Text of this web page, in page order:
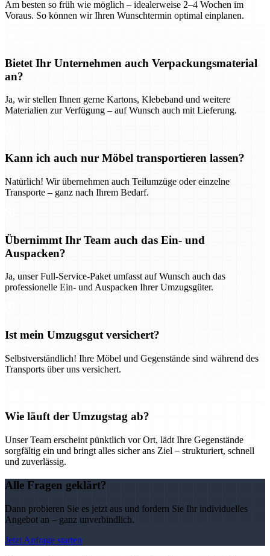
Am besten so früh wie möglich – idealerweise 2–4 Wochen im
Voraus. So können wir Ihren Wunschtermin optimal einplanen.
Bietet Ihr Unternehmen auch Verpackungsmaterial
an?
Ja, wir stellen Ihnen gerne Kartons, Klebeband und weitere
Materialien zur Verfügung – auf Wunsch auch mit Lieferung.
Kann ich auch nur Möbel transportieren lassen?
Natürlich! Wir übernehmen auch Teilumzüge oder einzelne
Transporte – ganz nach Ihrem Bedarf.
Übernimmt Ihr Team auch das Ein- und
Auspacken?
Ja, unser Full-Service-Paket umfasst auf Wunsch auch das
professionelle Ein- und Auspacken Ihrer Umzugsgüter.
Ist mein Umzugsgut versichert?
Selbstverständlich! Ihre Möbel und Gegenstände sind während des
Transports über uns versichert.
Wie läuft der Umzugstag ab?
Unser Team erscheint pünktlich vor Ort, lädt Ihre Gegenstände
sorgfältig ein und bringt alles sicher ans Ziel – strukturiert, schnell
und zuverlässig.
Alle Fragen geklärt?
Dann probieren Sie es jetzt aus und fordern Sie Ihr individuelles
Angebot an – ganz unverbindlich.
Jetzt Anfrage starten